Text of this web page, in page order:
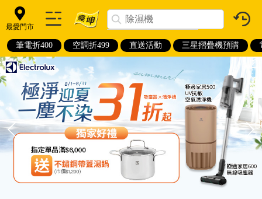
最愛門市
筆電折400 空調折499 直送活動 三星摺疊機預購